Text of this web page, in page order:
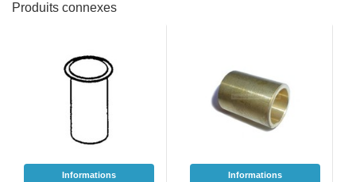
Produits connexes
Informations Informations